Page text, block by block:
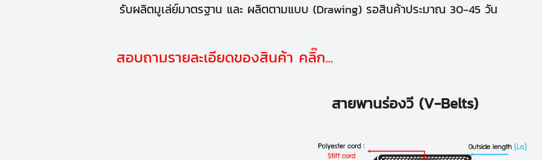
รับผลิตมูเล่ย์มาตรฐาน และ ผลิตตามแบบ (Drawing) รอสินค้าประมาณ 30-45 วัน
สอบถามรายละเอียดของสินค้า คลิ๊ก...
สายพานร่องวี (V-Belts)